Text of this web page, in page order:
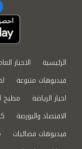
الرئيسية الاخبار
فيديوهات متنوعة
اخبار الرياضة
مطبخ
الاقتصاد والبورصة
فيديوهات فضائيات